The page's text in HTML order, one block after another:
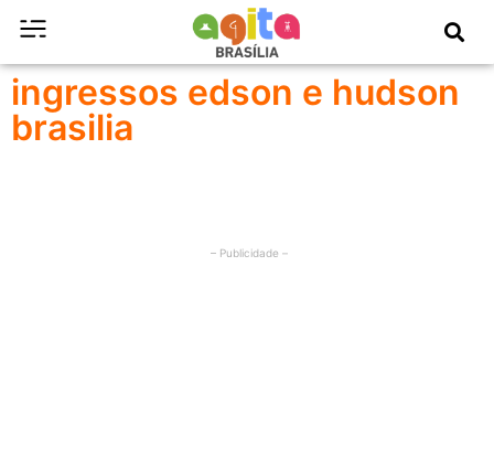
ingressos edson e hudson
brasilia
– Publicidade –